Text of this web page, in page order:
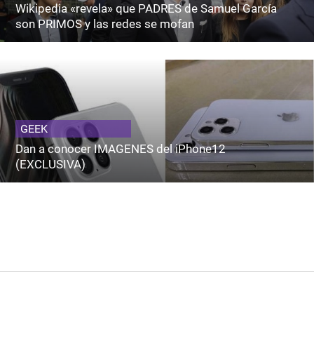
Wikipedia «revela» que PADRES de Samuel García
son PRIMOS y las redes se mofan
GEEK
Dan a conocer IMAGENES del iPhone12
(EXCLUSIVA)